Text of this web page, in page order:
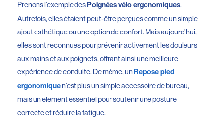
Prenons l’exemple desPoignées vélo ergonomiques.
Autrefois, elles étaient peut-être perçues comme un simple
ajout esthétique ou une option de confort. Mais aujourd’hui,
elles sont reconnues pour prévenir activement les douleurs
aux mains et aux poignets, offrant ainsi une meilleure
expérience de conduite. De même, unRepose pied
ergonomiquen’est plus un simple accessoire de bureau,
mais un élément essentiel pour soutenir une posture
correcte et réduire la fatigue.